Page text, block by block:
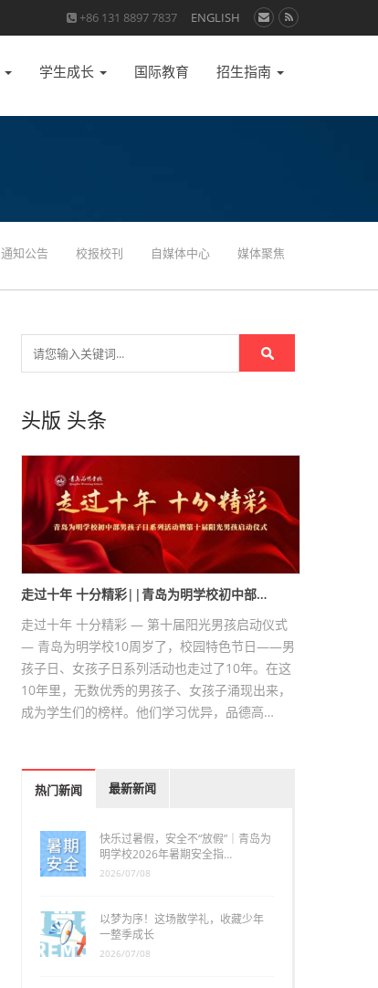
+86 131 8897 7837 ENGLISH
学生成长 国际教育 招生指南
通知公告 校报校刊 自媒体中心 媒体聚焦
头版 头条
走过十年 十分精彩||青岛为明学校初中部…
走过十年 十分精彩 — 第十届阳光男孩启动仪式
— 青岛为明学校10周岁了，校园特色节日——男
孩子日、女孩子日系列活动也走过了10年。在这
10年里，无数优秀的男孩子、女孩子涌现出来，
成为学生们的榜样。他们学习优异，品德高…
热门新闻 最新新闻
快乐过暑假，安全不“放假”｜青岛为
明学校2026年暑期安全指…
2026/07/08
以梦为序！这场散学礼，收藏少年
一整季成长
2026/07/08